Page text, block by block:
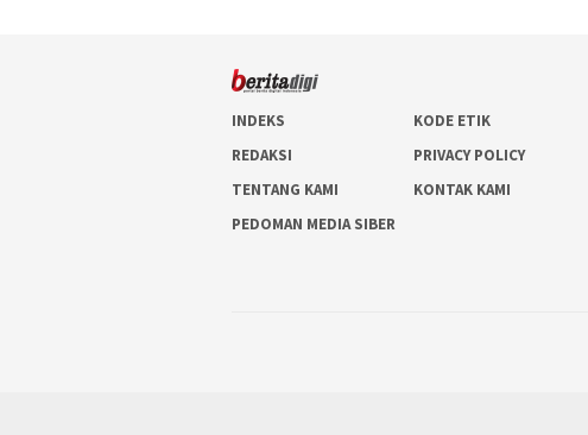
INDEKS KODE ETIK
REDAKSI
PRIVACY POLICY
TENTANG KAMI
KONTAK KAMI
PEDOMAN MEDIA SIBER